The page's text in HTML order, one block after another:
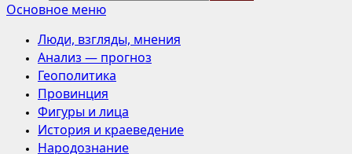
Основное меню
Люди, взгляды, мнения
Анализ — прогноз
Геополитика
Провинция
Фигуры и лица
История и краеведение
Народознание